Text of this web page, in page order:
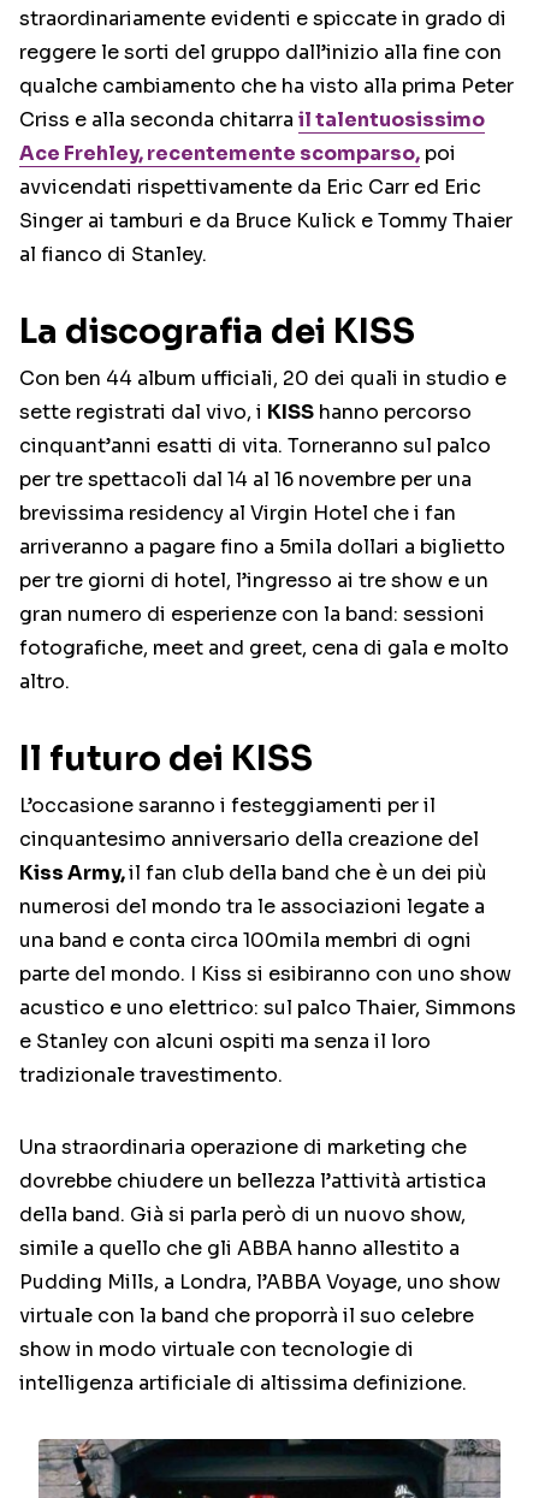
straordinariamente evidenti e spiccate in grado di
reggere le sorti del gruppo dall’inizio alla fine con
qualche cambiamento che ha visto alla prima Peter
Criss e alla seconda chitarra il talentuosissimo
Ace Frehley, recentemente scomparso, poi
avvicendati rispettivamente da Eric Carr ed Eric
Singer ai tamburi e da Bruce Kulick e Tommy Thaier
al fianco di Stanley.
La discografia dei KISS
Con ben 44 album ufficiali, 20 dei quali in studio e
sette registrati dal vivo, i KISS hanno percorso
cinquant’anni esatti di vita. Torneranno sul palco
per tre spettacoli dal 14 al 16 novembre per una
brevissima residency al Virgin Hotel che i fan
arriveranno a pagare fino a 5mila dollari a biglietto
per tre giorni di hotel, l’ingresso ai tre show e un
gran numero di esperienze con la band: sessioni
fotografiche, meet and greet, cena di gala e molto
altro.
Il futuro dei KISS
L’occasione saranno i festeggiamenti per il
cinquantesimo anniversario della creazione del
Kiss Army,il fan club della band che è un dei più
numerosi del mondo tra le associazioni legate a
una band e conta circa 100mila membri di ogni
parte del mondo. I Kiss si esibiranno con uno show
acustico e uno elettrico: sul palco Thaier, Simmons
e Stanley con alcuni ospiti ma senza il loro
tradizionale travestimento.
Una straordinaria operazione di marketing che
dovrebbe chiudere un bellezza l’attività artistica
della band. Già si parla però di un nuovo show,
simile a quello che gli ABBA hanno allestito a
Pudding Mills, a Londra, l’ABBA Voyage, uno show
virtuale con la band che proporrà il suo celebre
show in modo virtuale con tecnologie di
intelligenza artificiale di altissima definizione.